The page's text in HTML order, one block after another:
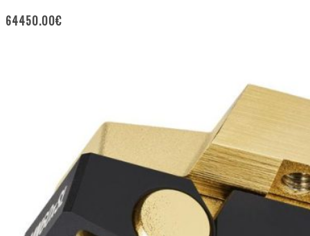
64450.00€